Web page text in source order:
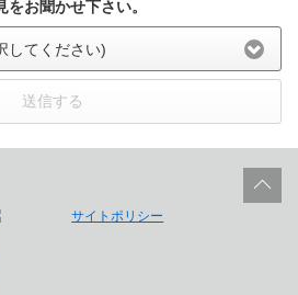
お聞かせ下さい。
してください)
送信する
サイトポリシー